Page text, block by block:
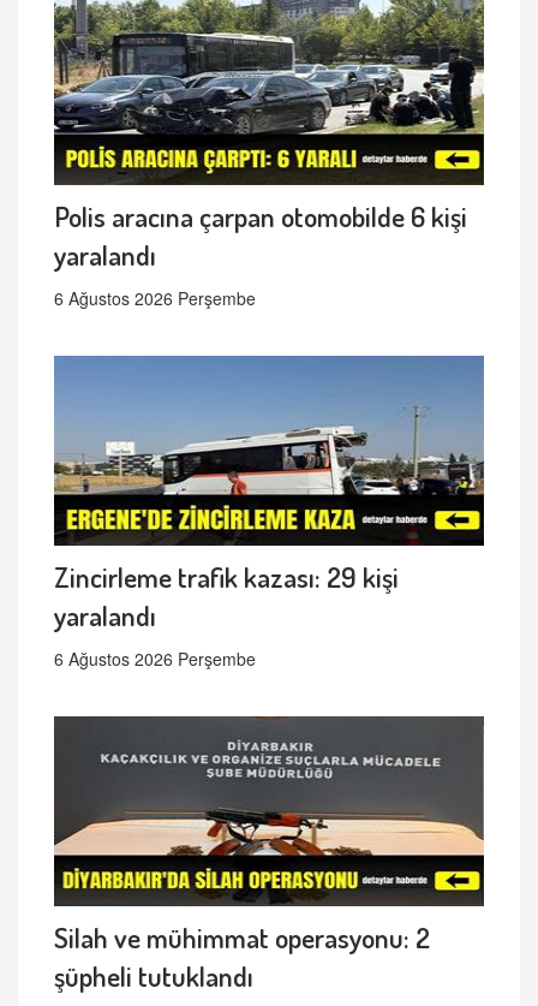
Polis aracına çarpan otomobilde 6 kişi
yaralandı
6 Ağustos 2026 Perşembe
Zincirleme trafik kazası: 29 kişi
yaralandı
6 Ağustos 2026 Perşembe
Silah ve mühimmat operasyonu: 2
şüpheli tutuklandı